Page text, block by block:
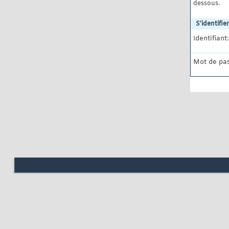
dessous.
S'identifier
Identifiant:
Mot de